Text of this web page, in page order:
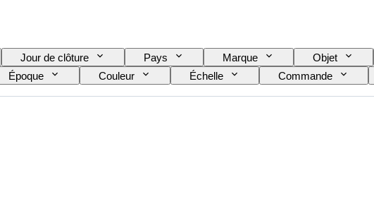
Jour de clôture Pays Marque Objet
Époque Couleur Échelle Commande